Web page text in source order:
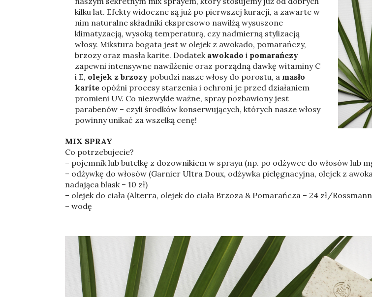
kilku lat. Efekty widoczne są już po pierwszej kuracji, a zawarte w
nim naturalne składniki ekspresowo nawilżą wysuszone
klimatyzacją, wysoką temperaturą, czy nadmierną stylizacją
włosy. Mikstura bogata jest w olejek z awokado, pomarańczy,
brzozy oraz masła karite. Dodatek awokado i pomarańczy
zapewni intensywne nawilżenie oraz porządną dawkę witaminy C
i E, olejek z brzozy pobudzi nasze włosy do porostu, a masło
karite opóźni procesy starzenia i ochroni je przed działaniem
promieni UV. Co niezwykle ważne, spray pozbawiony jest
parabenów – czyli środków konserwujących, których nasze włosy
powinny unikać za wszelką cenę!
MIX SPRAY
Co potrzebujecie?
– pojemnik lub butelkę z dozownikiem w sprayu (np. po odżywce do włosów lub
– odżywkę do włosów (Garnier Ultra Doux, odżywka pielęgnacyjna, olejek z
nadająca blask – 10 zł)
– olejek do ciała (Alterra, olejek do ciała Brzoza & Pomarańcza – 24 zł/
– wodę